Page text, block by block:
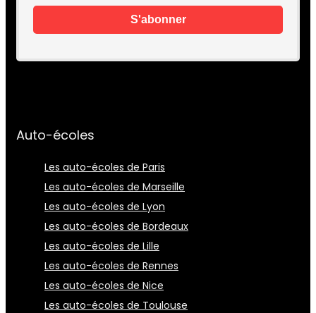
Auto-écoles
Les auto-écoles de Paris
Les auto-écoles de Marseille
Les auto-écoles de Lyon
Les auto-écoles de Bordeaux
Les auto-écoles de Lille
Les auto-écoles de Rennes
Les auto-écoles de Nice
Les auto-écoles de Toulouse